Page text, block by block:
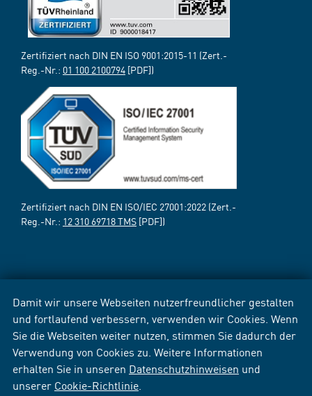
Damit wir unsere Webseiten nutzerfreundlicher gestalten
und fortlaufend verbessern, verwenden wir Cookies. Wenn
Sie die Webseiten weiter nutzen, stimmen Sie dadurch der
Verwendung von Cookies zu. Weitere Informationen
erhalten Sie in unseren Datenschutzhinweisen und
unserer Cookie-Richtlinie
Zertifiziert nach DIN EN ISO 9001:2015-11 (Zert.-
Reg.-Nr.: 01 100 2100794 [PDF])
Zertifiziert nach DIN EN ISO/IEC 27001:2022 (Zert.-
Reg.-Nr.: 12 310 69718 TMS [PDF])